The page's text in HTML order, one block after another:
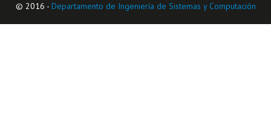
© 2016 - Departamento de Ingeniería de Sistemas y Computación